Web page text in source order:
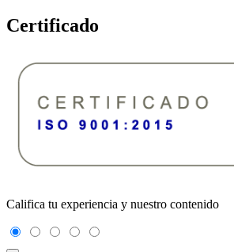
Certificado
Califica tu experiencia y nuestro contenido